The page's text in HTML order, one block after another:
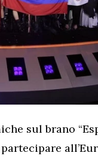
sul brano